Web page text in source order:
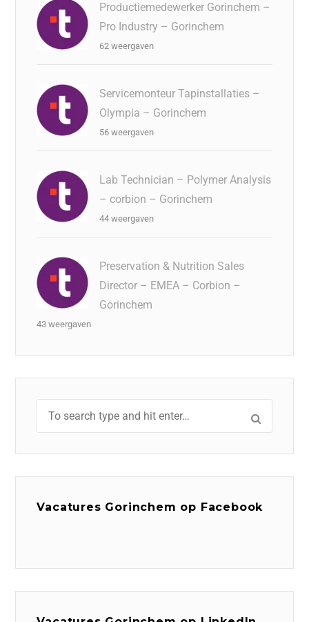
Productiemedewerker Gorinchem –
Pro Industry – Gorinchem
62 weergaven
Servicemonteur Tapinstallaties –
Olympia – Gorinchem
56 weergaven
Lab Technician – Polymer Analysis
– corbion – Gorinchem
44 weergaven
Preservation & Nutrition Sales
Director – EMEA – Corbion –
Gorinchem
43 weergaven
Vacatures Gorinchem op Facebook